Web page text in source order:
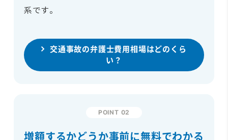
系です。
交通事故の弁護士費用相場はどのくら
い？
POINT 02
増額するかどうか事前に無料でわかる